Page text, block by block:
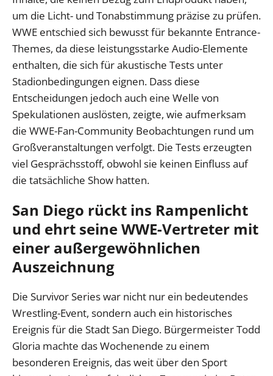
um die Licht- und Tonabstimmung präzise zu prüfen.
WWE entschied sich bewusst für bekannte Entrance-
Themes, da diese leistungsstarke Audio-Elemente
enthalten, die sich für akustische Tests unter
Stadionbedingungen eignen. Dass diese
Entscheidungen jedoch auch eine Welle von
Spekulationen auslösten, zeigte, wie aufmerksam
die WWE-Fan-Community Beobachtungen rund um
Großveranstaltungen verfolgt. Die Tests erzeugten
viel Gesprächsstoff, obwohl sie keinen Einfluss auf
die tatsächliche Show hatten.
San Diego rückt ins Rampenlicht
und ehrt seine WWE-Vertreter mit
einer außergewöhnlichen
Auszeichnung
Die Survivor Series war nicht nur ein bedeutendes
Wrestling-Event, sondern auch ein historisches
Ereignis für die Stadt San Diego. Bürgermeister Todd
Gloria machte das Wochenende zu einem
besonderen Ereignis, das weit über den Sport